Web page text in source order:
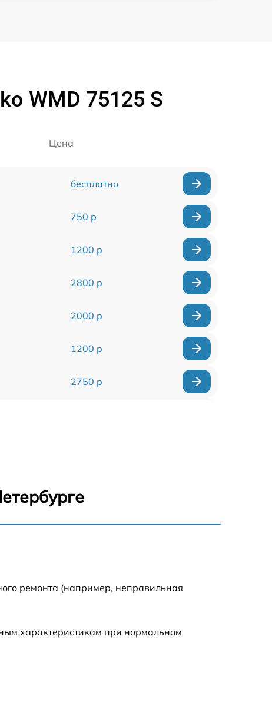
WMD 75125 S
Цена
бесплатно
750 р
1200 р
2800 р
2000 р
1200 р
2750 р
ремонта (например, неправильная
характеристикам при нормальном